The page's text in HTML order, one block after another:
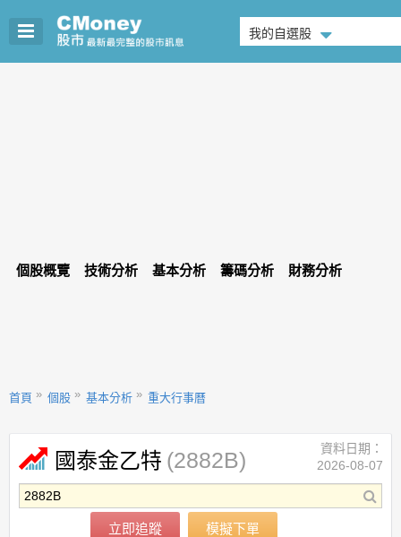
我的自選股
個股概覽 技術分析 基本分析 籌碼分析 財務分析
首頁 個股 基本分析 重大行事曆
國泰金乙特 (2882B)
立即追蹤 模擬下單
資料日期：
2026-08-07